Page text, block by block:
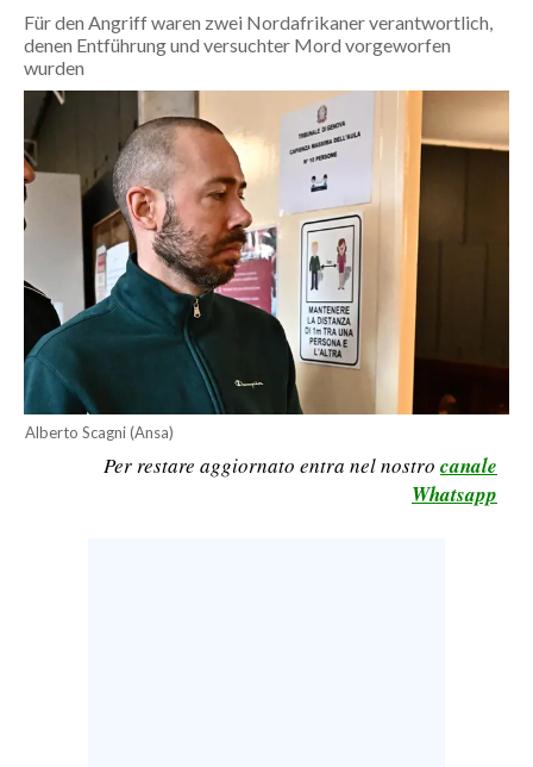
SERVIZI ALLE IMPRESE
BANDI
SPORT IN SARDEGNA
SPORT
RISULTATI E CLASSIFICHE
CALCIO
CALCIO REGIONALE
BASKET
VOLLEY
Für den Angriff waren zwei Nordafrikaner verantwortlich,
denen Entführung und versuchter Mord vorgeworfen
wurden
Alberto Scagni (Ansa)
Per restare aggiornato entra nel nostro canale
Whatsapp